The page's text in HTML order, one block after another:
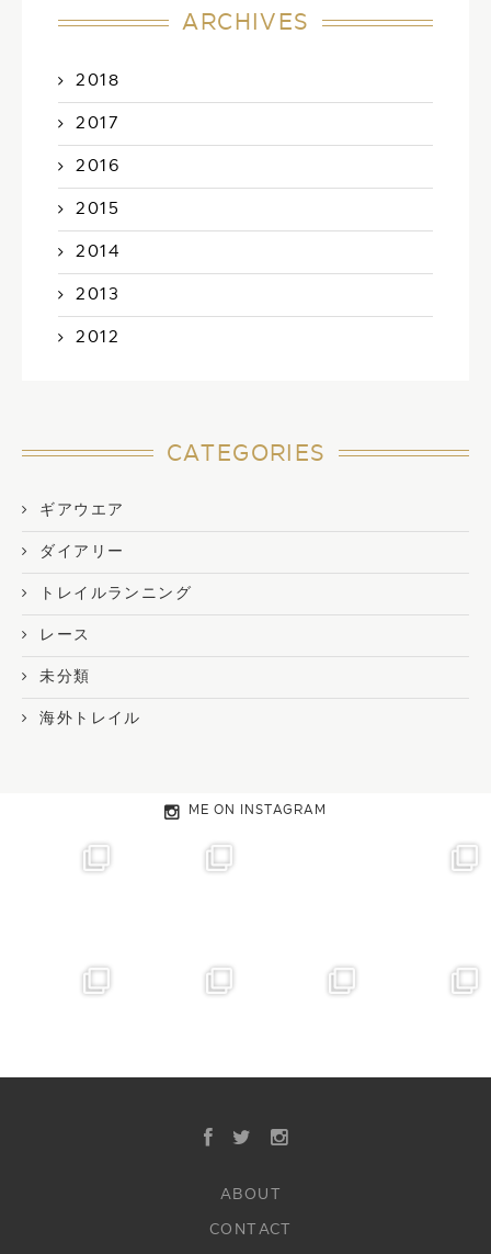
ARCHIVES
2018
2017
2016
2015
2014
2013
2012
CATEGORIES
ギアウエア
ダイアリー
トレイルランニング
レース
未分類
海外トレイル
ME ON INSTAGRAM
ABOUT
CONTACT